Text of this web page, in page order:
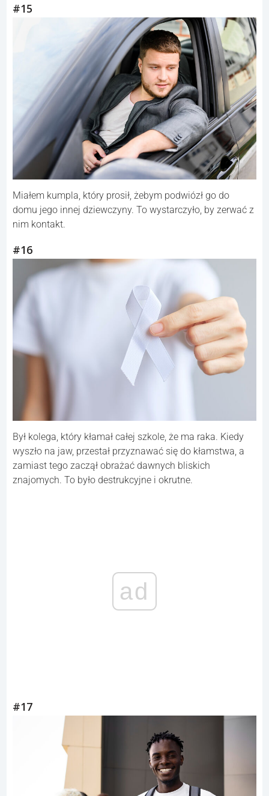
#15
Miałem kumpla, który prosił, żebym podwiózł go do
domu jego innej dziewczyny. To wystarczyło, by zerwać z
nim kontakt.
#16
Był kolega, który kłamał całej szkole, że ma raka. Kiedy
wyszło na jaw, przestał przyznawać się do kłamstwa, a
zamiast tego zaczął obrażać dawnych bliskich
znajomych. To było destrukcyjne i okrutne.
ad
#17